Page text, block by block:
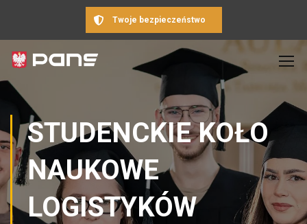
Twoje bezpieczeństwo
STUDENCKIE KOŁO
NAUKOWE
LOGISTYKÓW